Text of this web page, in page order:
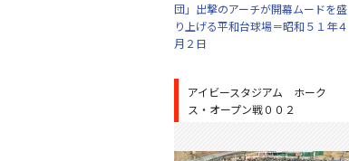
団」出撃のアーチが開幕ムードを盛
り上げる平和台球場＝昭和５１年４
月２日
アイビースタジアム ホーク
ス・オープン戦００２